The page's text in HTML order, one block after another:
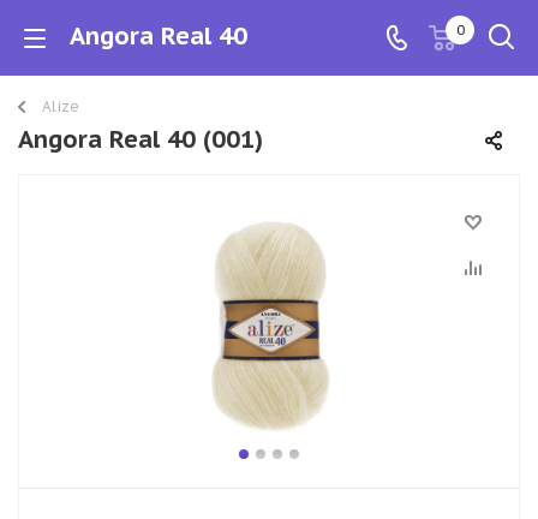
Angora Real 40 0
Alize
Angora Real 40 (001)